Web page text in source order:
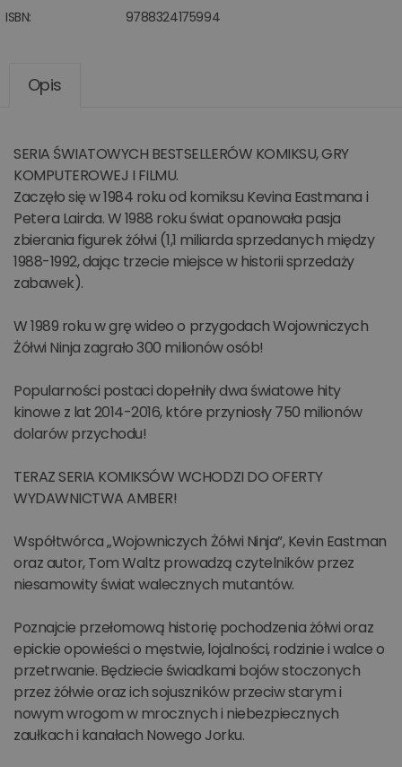
ISBN:
9788324175994
Opis
SERIA ŚWIATOWYCH BESTSELLERÓW KOMIKSU, GRY
KOMPUTEROWEJ I FILMU.
Zaczęło się w 1984 roku od komiksu Kevina Eastmana i
Petera Lairda. W 1988 roku świat opanowała pasja
zbierania figurek żółwi (1,1 miliarda sprzedanych między
1988-1992, dając trzecie miejsce w historii sprzedaży
zabawek).
W 1989 roku w grę wideo o przygodach Wojowniczych
Żółwi Ninja zagrało 300 milionów osób!
Popularności postaci dopełniły dwa światowe hity
kinowe z lat 2014-2016, które przyniosły 750 milionów
dolarów przychodu!
TERAZ SERIA KOMIKSÓW WCHODZI DO OFERTY
WYDAWNICTWA AMBER!
Współtwórca „Wojowniczych Żółwi Ninja”, Kevin Eastman
oraz autor, Tom Waltz prowadzą czytelników przez
niesamowity świat walecznych mutantów.
Poznajcie przełomową historię pochodzenia żółwi oraz
epickie opowieści o męstwie, lojalności, rodzinie i walce o
przetrwanie. Będziecie świadkami bojów stoczonych
przez żółwie oraz ich sojuszników przeciw starym i
nowym wrogom w mrocznych i niebezpiecznych
zaułkach i kanałach Nowego Jorku.